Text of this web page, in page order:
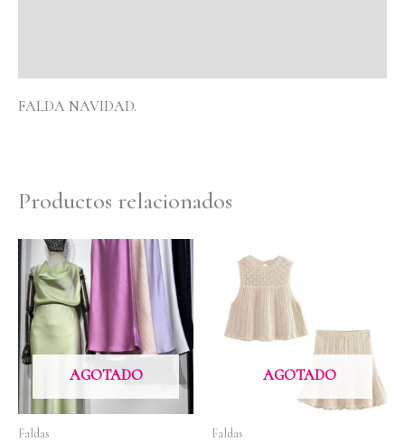
FALDA NAVIDAD.
Productos relacionados
AGOTADO
Faldas
AGOTADO
Faldas